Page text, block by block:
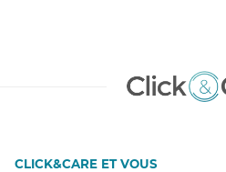
CLICK&CARE ET VOUS